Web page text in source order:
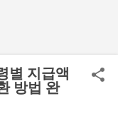
별 지급액
방법 완